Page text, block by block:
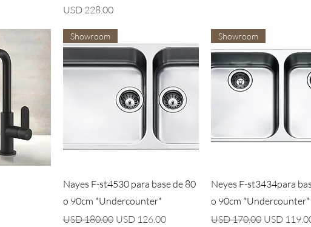
Precio
USD 228.00
Vista rápida
Showroom
Nayes F-st4530 para base de 80
o 90cm *Undercounter*
Precio
USD 180.00 Precio de oferta
USD 126.00
Vista rápida
Showroom
Neyes F-st3434para
o 90cm *Undercounter*
Precio
USD 170.00 Precio de
USD